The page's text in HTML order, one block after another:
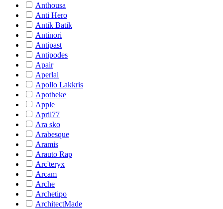
Anthousa
Anti Hero
Antik Batik
Antinori
Antipast
Antipodes
Apair
Aperlai
Apollo Lakkris
Apotheke
Apple
April77
Ara sko
Arabesque
Aramis
Arauto Rap
Arc'teryx
Arcam
Arche
Archetipo
ArchitectMade